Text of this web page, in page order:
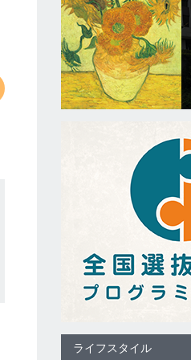
ライフスタイル